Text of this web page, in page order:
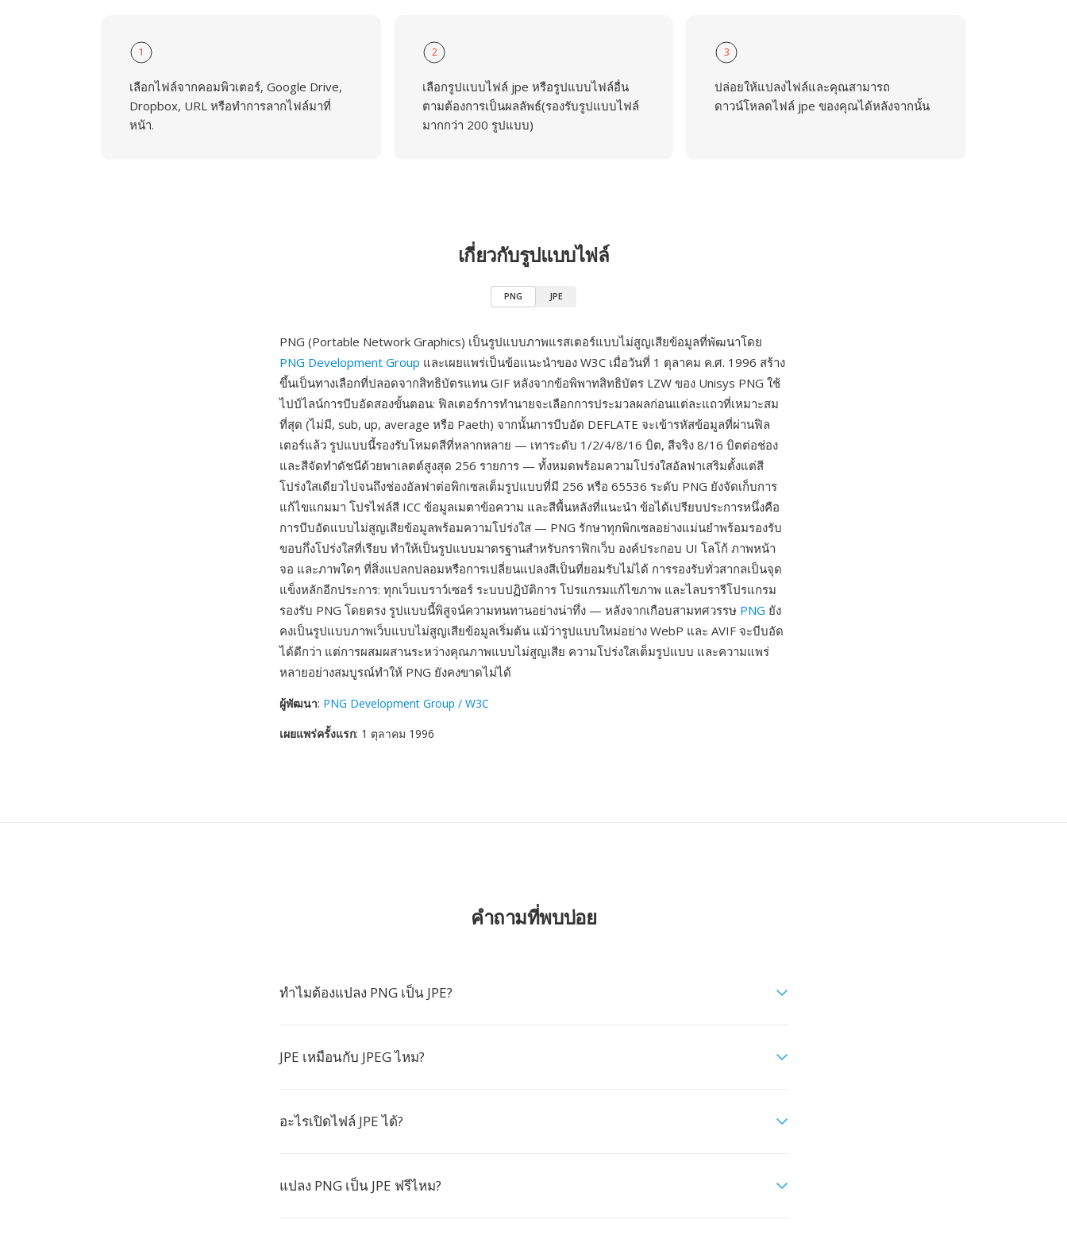
1
เลือกไฟล์จากคอมพิวเตอร์, Google Drive,
Dropbox, URL หรือทำการลากไฟล์มาที่
หน้า.
2
เลือกรูปแบบไฟล์ jpe หรือรูปแบบไฟล์อื่น
ตามต้องการเป็นผลลัพธ์(รองรับรูปแบบไฟล์
มากกว่า 200 รูปแบบ)
3
ปล่อยให้แปลงไฟล์และคุณสามารถ
ดาวน์โหลดไฟล์ jpe ของคุณได้หลังจากนั้น
เกี่ยวกับรูปแบบไฟล์
PNG JPE
PNG (Portable Network Graphics) เป็นรูปแบบภาพแรสเตอร์แบบไม่สูญเสียข้อมูลที่พัฒนาโดย
PNG Development Group และเผยแพร่เป็นข้อแนะนำของ W3C เมื่อวันที่ 1 ตุลาคม ค.ศ. 1996 สร้าง
ขึ้นเป็นทางเลือกที่ปลอดจากสิทธิบัตรแทน GIF หลังจากข้อพิพาทสิทธิบัตร LZW ของ Unisys PNG ใช้
ไปป์ไลน์การบีบอัดสองขั้นตอน: ฟิลเตอร์การทำนายจะเลือกการประมวลผลก่อนแต่ละแถวที่เหมาะสม
ที่สุด (ไม่มี, sub, up, average หรือ Paeth) จากนั้นการบีบอัด DEFLATE จะเข้ารหัสข้อมูลที่ผ่านฟิล
เตอร์แล้ว รูปแบบนี้รองรับโหมดสีที่หลากหลาย — เทาระดับ 1/2/4/8/16 บิต, สีจริง 8/16 บิตต่อช่อง
และสีจัดทำดัชนีด้วยพาเลตต์สูงสุด 256 รายการ — ทั้งหมดพร้อมความโปร่งใสอัลฟาเสริมตั้งแต่สี
โปร่งใสเดียวไปจนถึงช่องอัลฟาต่อพิกเซลเต็มรูปแบบที่มี 256 หรือ 65536 ระดับ PNG ยังจัดเก็บการ
แก้ไขแกมมา โปรไฟล์สี ICC ข้อมูลเมตาข้อความ และสีพื้นหลังที่แนะนำ ข้อได้เปรียบประการหนึ่งคือ
การบีบอัดแบบไม่สูญเสียข้อมูลพร้อมความโปร่งใส — PNG รักษาทุกพิกเซลอย่างแม่นยำพร้อมรองรับ
ขอบกึ่งโปร่งใสที่เรียบ ทำให้เป็นรูปแบบมาตรฐานสำหรับกราฟิกเว็บ องค์ประกอบ UI โลโก้ ภาพหน้า
จอ และภาพใดๆ ที่สิ่งแปลกปลอมหรือการเปลี่ยนแปลงสีเป็นที่ยอมรับไม่ได้ การรองรับทั่วสากลเป็นจุด
แข็งหลักอีกประการ: ทุกเว็บเบราว์เซอร์ ระบบปฏิบัติการ โปรแกรมแก้ไขภาพ และไลบรารีโปรแกรม
รองรับ PNG โดยตรง รูปแบบนี้พิสูจน์ความทนทานอย่างน่าทึ่ง — หลังจากเกือบสามทศวรรษ PNG ยัง
คงเป็นรูปแบบภาพเว็บแบบไม่สูญเสียข้อมูลเริ่มต้น แม้ว่ารูปแบบใหม่อย่าง WebP และ AVIF จะบีบอัด
ได้ดีกว่า แต่การผสมผสานระหว่างคุณภาพแบบไม่สูญเสีย ความโปร่งใสเต็มรูปแบบ และความแพร่
หลายอย่างสมบูรณ์ทำให้ PNG ยังคงขาดไม่ได้
ผู้พัฒนา: PNG Development Group / W3C
เผยแพร่ครั้งแรก: 1 ตุลาคม 1996
คำถามที่พบบ่อย
ทำไมต้องแปลง PNG เป็น JPE?
JPE เหมือนกับ JPEG ไหม?
อะไรเปิดไฟล์ JPE ได้?
แปลง PNG เป็น JPE ฟรีไหม?